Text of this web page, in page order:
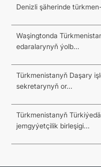
Denizli şäherinde
Waşingtonda
edaralarynyň ýolb...
Türkmenistanyň Daşary
sekretarynyň or...
Türkmenistanyň
jemgyýetçilik birleşigi...